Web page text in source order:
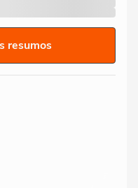
resumos